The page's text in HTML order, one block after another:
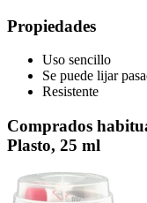
Propiedades
Uso sencillo
Se puede lijar
Resistente
Comprados
Plasto, 25 ml